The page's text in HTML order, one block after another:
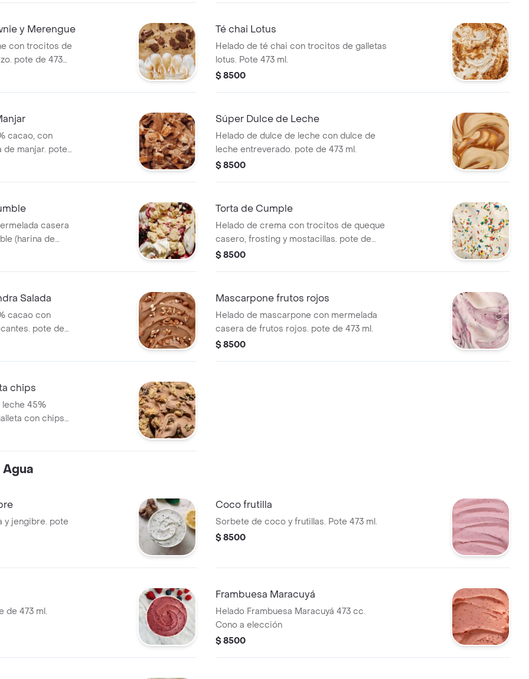
y Merengue
con trocitos de
pote de 473
Té chai Lotus
Helado de té chai con trocitos de galletas
lotus. Pote 473 ml.
$ 8500
cacao, con
de manjar. pote
Súper Dulce de Leche
Helado de dulce de leche con dulce de
leche entreverado. pote de 473 ml.
$ 8500
casera
(harina de
Torta de Cumple
Helado de crema con trocitos de queque
casero, frosting y mostacillas. pote de
473 ml.
$ 8500
Salada
cacao con
pote de
Mascarpone frutos rojos
Helado de mascarpone con mermelada
casera de frutos rojos. pote de 473 ml.
$ 8500
chips
45%
con chips
y jengibre. pote
Coco frutilla
Sorbete de coco y frutillas. Pote 473 ml.
$ 8500
de 473 ml.
Frambuesa Maracuyá
Helado Frambuesa Maracuyá 473 cc.
Cono a elección
$ 8500